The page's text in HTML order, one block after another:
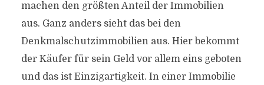
machen den größten Anteil der Immobilien
aus. Ganz anders sieht das bei den
Denkmalschutzimmobilien aus. Hier bekommt
der Käufer für sein Geld vor allem eins geboten
und das ist Einzigartigkeit. In einer Immobilie